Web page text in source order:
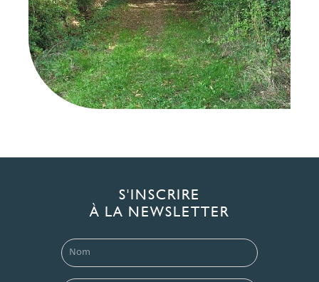
S'INSCRIRE
À LA NEWSLETTER